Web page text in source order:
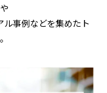
ル事例などを集めたト